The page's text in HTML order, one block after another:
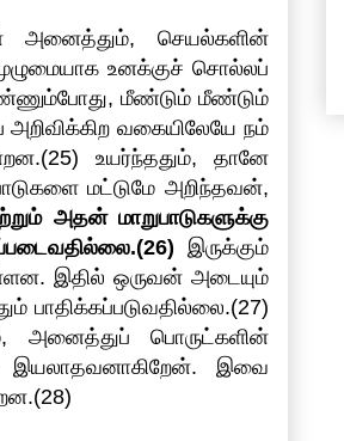
அனைத்தும், செயல்களின்
உனக்குச் சொல்லப்
மீண்டும் மீண்டும்
வகையிலேயே நம்
உயர்ந்ததும், தானே
மட்டுமே அறிந்தவன்,
அதன் மாறுபாடுகளுக்கு
இருக்கும்
இதில் ஒருவன் அடையும்
அனைத்துப் பொருட்களின்
இயலாதவனாகிறேன். இவை